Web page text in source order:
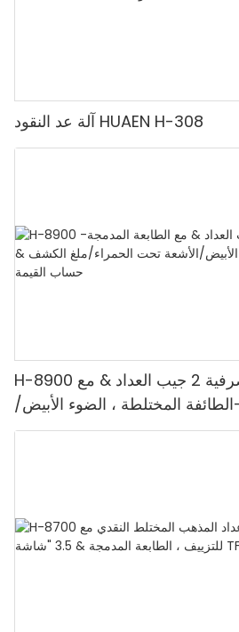
آلة عد النقود HUAEN H-308
H-8900 من الدرجة المصرفية 2 جيب العداد & مع
المختلطة ، الضوء الأبيض/
ملغ الكشف & حساب القيمة